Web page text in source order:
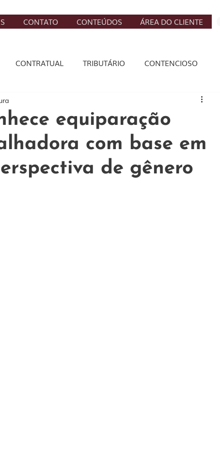
CONTATO CONTEÚDOS ÁREA DO CLIENTE
CONTRATUAL TRIBUTÁRIO CONTENCIOSO
DIREITO DIGITAL BANCÁRIO, SEGUROS E FINANCEIRO
equiparação
com base em
de gênero